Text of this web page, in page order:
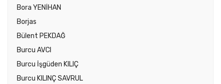
Bora YENİHAN
Borjas
Bülent PEKDAĞ
Burcu AVCI
Burcu İşgüden KILIÇ
Burcu KILINÇ SAVRUL